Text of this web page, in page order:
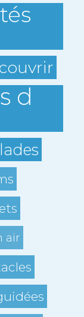
d
air